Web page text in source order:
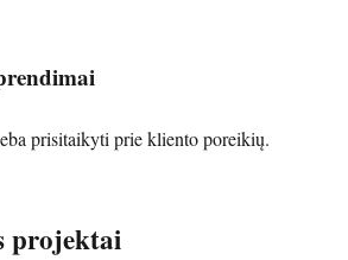
prisitaikyti prie kliento poreikių.
projektai